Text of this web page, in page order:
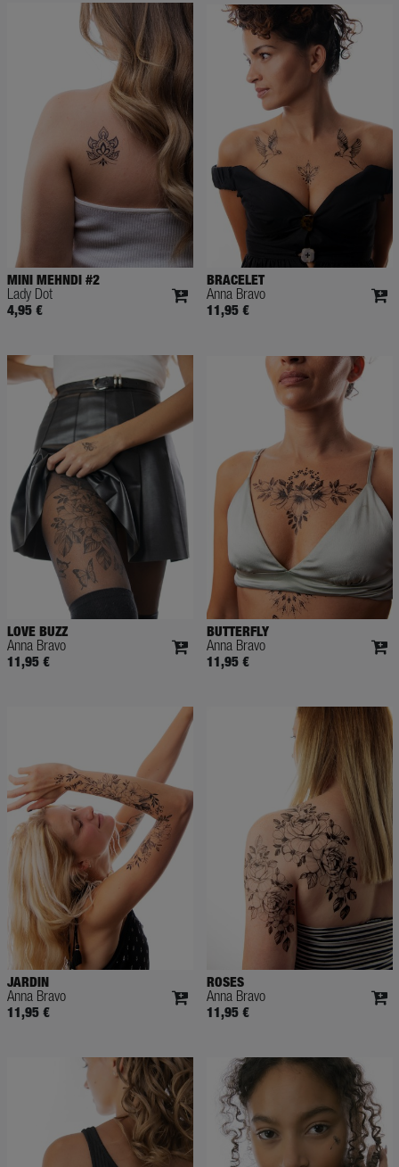
MINI MEHNDI #2
Lady Dot
4,95 €
BRACELET
Anna Bravo
11,95 €
LOVE BUZZ
Anna Bravo
11,95 €
BUTTERFLY
Anna Bravo
11,95 €
JARDIN
Anna Bravo
11,95 €
ROSES
Anna Bravo
11,95 €